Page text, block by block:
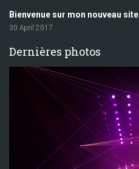
Bienvenue sur mon nouveau site
30 April 2017
Dernières photos